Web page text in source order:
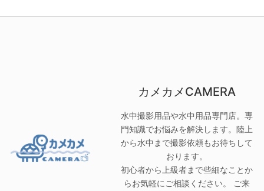
カメカメCAMERA
水中撮影用品や水中用品専門店。専
門知識でお悩みを解決します。陸上
から水中まで撮影依頼もお待ちして
おります。
初心者から上級者まで些細なことか
らお気軽にご相談ください。 ご来